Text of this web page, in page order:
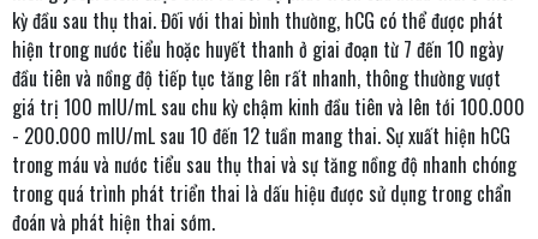
kỳ đầu sau thụ thai. Đối với thai bình thường, hCG có thể được phát
hiện trong nước tiểu hoặc huyết thanh ở giai đoạn từ 7 đến 10 ngày
đầu tiên và nồng độ tiếp tục tăng lên rất nhanh, thông thường vượt
giá trị 100 mIU/mL sau chu kỳ chậm kinh đầu tiên và lên tới 100.000
- 200.000 mIU/mL sau 10 đến 12 tuần mang thai. Sự xuất hiện hCG
trong máu và nước tiểu sau thụ thai và sự tăng nồng độ nhanh chóng
trong quá trình phát triển thai là dấu hiệu được sử dụng trong chẩn
đoán và phát hiện thai sớm.